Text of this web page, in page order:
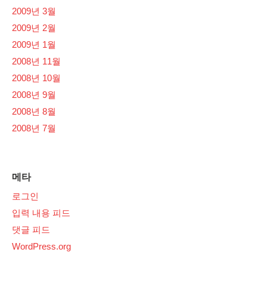
2009년 3월
2009년 2월
2009년 1월
2008년 11월
2008년 10월
2008년 9월
2008년 8월
2008년 7월
메타
로그인
입력 내용 피드
댓글 피드
WordPress.org